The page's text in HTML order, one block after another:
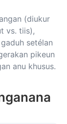
(diukur
vs. tiis),
setélan
pikeun
anu khusus.